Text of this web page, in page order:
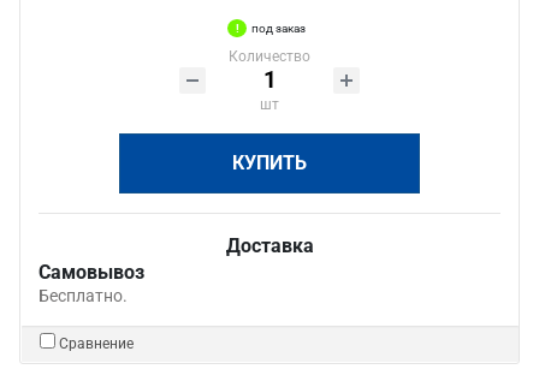
под заказ
Количество
шт
КУПИТЬ
Доставка
Самовывоз
Бесплатно.
Сравнение